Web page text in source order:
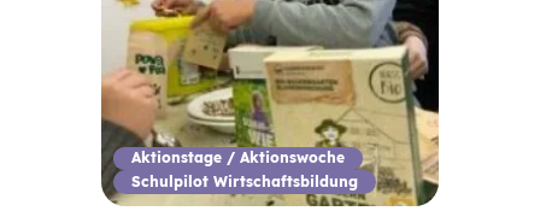
Aktionstage / Aktionswoche
Schulpilot Wirtschaftsbildung